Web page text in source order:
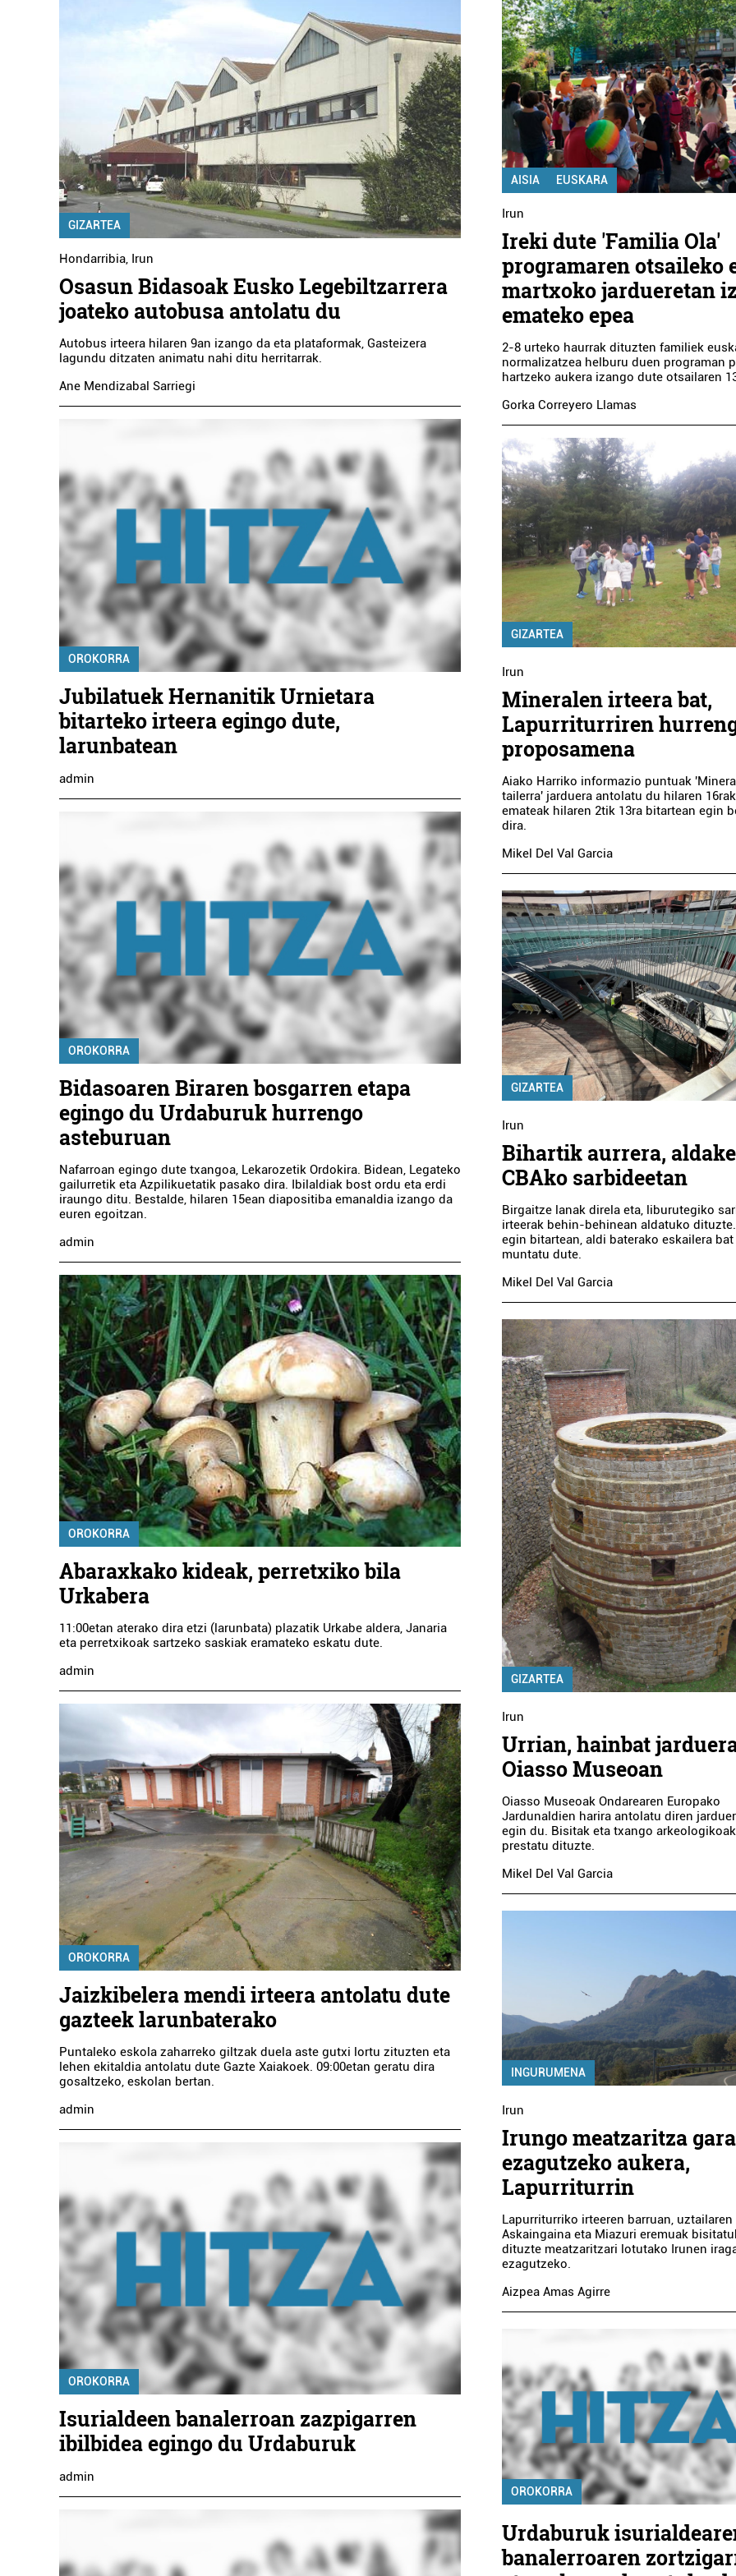
GIZARTEA
Hondarribia, Irun
Osasun Bidasoak Eusko Legebiltzarrera
joateko autobusa antolatu du
Autobus irteera hilaren 9an izango da eta plataformak, Gasteizera
lagundu ditzaten animatu nahi ditu herritarrak.
Ane Mendizabal Sarriegi
OROKORRA
Jubilatuek Hernanitik Urnietara
bitarteko irteera egingo dute,
larunbatean
admin
OROKORRA
Bidasoaren Biraren bosgarren etapa
egingo du Urdaburuk hurrengo
asteburuan
Nafarroan egingo dute txangoa, Lekarozetik Ordokira. Bidean, Legateko
gailurretik eta Azpilikuetatik pasako dira. Ibilaldiak bost ordu eta erdi
iraungo ditu. Bestalde, hilaren 15ean diapositiba emanaldia izango da
euren egoitzan.
admin
OROKORRA
Abaraxkako kideak, perretxiko bila
Urkabera
11:00etan aterako dira etzi (larunbata) plazatik Urkabe aldera, Janaria
eta perretxikoak sartzeko saskiak eramateko eskatu dute.
admin
OROKORRA
Jaizkibelera mendi irteera antolatu dute
gazteek larunbaterako
Puntaleko eskola zaharreko giltzak duela aste gutxi lortu zituzten eta
lehen ekitaldia antolatu dute Gazte Xaiakoek. 09:00etan geratu dira
gosaltzeko, eskolan bertan.
admin
OROKORRA
Isurialdeen banalerroan zazpigarren
ibilbidea egingo du Urdaburuk
admin
AISIA EUSKARA
Irun
Ireki dute 'Familia Ola'
programaren otsaileko
martxoko jardueretan
emateko epea
2-8 urteko haurrak dituzten familiek
normalizatzea helburu duen programan
hartzeko aukera izango dute otsailaren
Gorka Correyero Llamas
GIZARTEA
Irun
Mineralen irteera bat,
Lapurriturriren
proposamena
Aiako Harriko informazio puntuak
tailerra' jarduera antolatu du hilaren
emateak hilaren 2tik 13ra bitartean egin
dira.
Mikel Del Val Garcia
GIZARTEA
Irun
Bihartik aurrera,
CBAko sarbideetan
Birgaitze lanak direla eta, liburutegiko
irteerak behin-behinean aldatuko
egin bitartean, aldi baterako eskailera bat
muntatu dute.
Mikel Del Val Garcia
GIZARTEA
Irun
Urrian, hainbat
Oiasso Museoan
Oiasso Museoak Ondarearen Europako
Jardunaldien harira antolatu diren
egin du. Bisitak eta txango arkeologikoak
prestatu dituzte.
Mikel Del Val Garcia
INGURUMENA
Irun
Irungo meatzaritza
ezagutzeko aukera,
Lapurriturrin
Lapurriturriko irteeren barruan, uztailaren
Askaingaina eta Miazuri eremuak
dituzte meatzaritzari lotutako Irunen
ezagutzeko.
Aizpea Amas Agirre
OROKORRA
Urdaburuk
banalerroaren
Barne diseinua
AMETS SUKALDEAK
Euskaltegiak
ERRENTERIAKO UDAL
EUSKALTEGIA
Errenteria-Orereta
Barne diseinua
AMETS
Lezo